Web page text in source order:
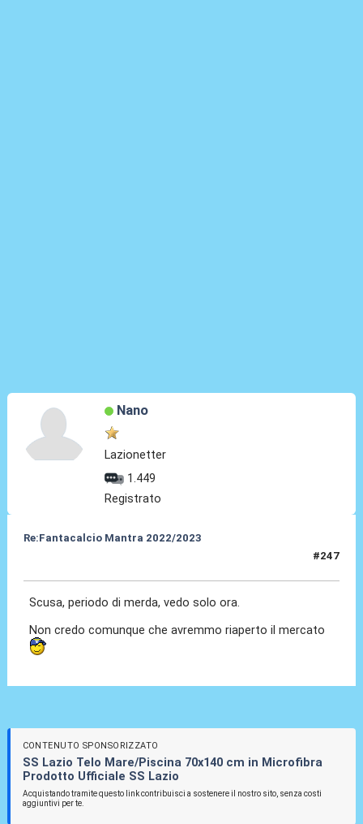
Nano
Lazionetter
1.449
Registrato
Re:Fantacalcio Mantra 2022/2023
#247
Scusa, periodo di merda, vedo solo ora.
Non credo comunque che avremmo riaperto il mercato
CONTENUTO SPONSORIZZATO
SS Lazio Telo Mare/Piscina 70x140 cm in Microfibra
Prodotto Ufficiale SS Lazio
Acquistando tramite questo link contribuisci a sostenere il nostro sito, senza costi
aggiuntivi per te.